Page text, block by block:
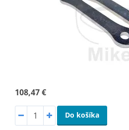
108,47 €
Do košíka